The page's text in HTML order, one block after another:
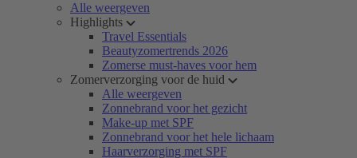
Alle weergeven
Highlights
Travel Essentials
Beautyzomertrends 2026
Zomerse must-haves voor hem
Zomerverzorging voor de huid
Alle weergeven
Zonnebrand voor het gezicht
Make-up met SPF
Zonnebrand voor het hele lichaam
Haarverzorging met SPF